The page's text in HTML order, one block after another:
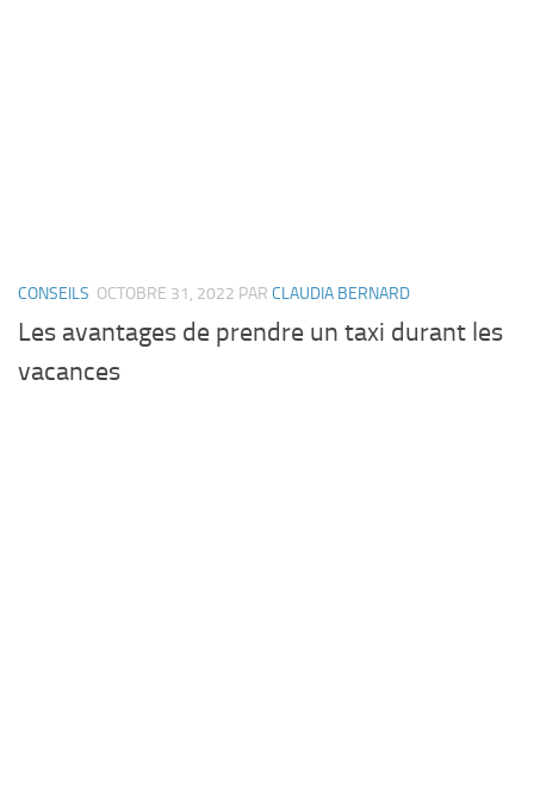
CONSEILS OCTOBRE 31, 2022 PAR CLAUDIA BERNARD
Les avantages de prendre un taxi durant les
vacances